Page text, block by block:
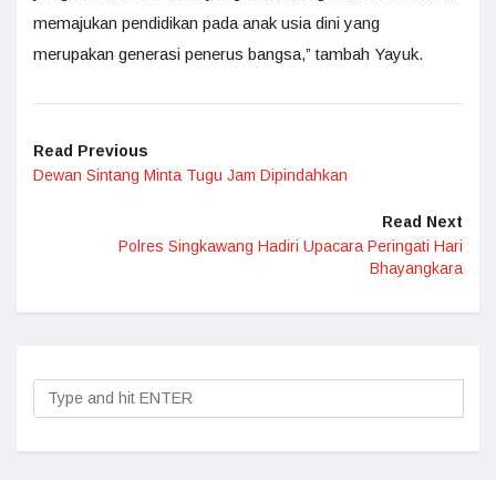
memajukan pendidikan pada anak usia dini yang
merupakan generasi penerus bangsa,” tambah Yayuk.
Read Previous
Dewan Sintang Minta Tugu Jam Dipindahkan
Read Next
Polres Singkawang Hadiri Upacara Peringati Hari
Bhayangkara